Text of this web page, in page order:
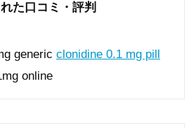
た口コミ・評判
generic clonidine 0.1 mg pill
online